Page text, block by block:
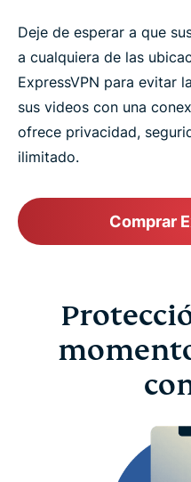
Deje de esperar a que
a cualquiera de las
ExpressVPN para evitar
sus videos con una
ofrece privacidad,
ilimitado.
Comprar